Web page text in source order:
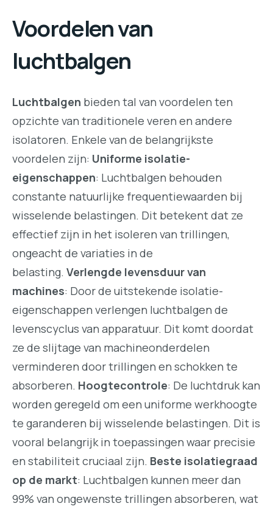
Voordelen van
luchtbalgen
Luchtbalgen bieden tal van voordelen ten
opzichte van traditionele veren en andere
isolatoren. Enkele van de belangrijkste
voordelen zijn: Uniforme isolatie-
eigenschappen: Luchtbalgen behouden
constante natuurlijke frequentiewaarden bij
wisselende belastingen. Dit betekent dat ze
effectief zijn in het isoleren van trillingen,
ongeacht de variaties in de
belasting. Verlengde levensduur van
machines: Door de uitstekende isolatie-
eigenschappen verlengen luchtbalgen de
levenscyclus van apparatuur. Dit komt doordat
ze de slijtage van machineonderdelen
verminderen door trillingen en schokken te
absorberen. Hoogtecontrole: De luchtdruk kan
worden geregeld om een uniforme werkhoogte
te garanderen bij wisselende belastingen. Dit is
vooral belangrijk in toepassingen waar precisie
en stabiliteit cruciaal zijn. Beste isolatiegraad
op de markt: Luchtbalgen kunnen meer dan
99% van ongewenste trillingen absorberen, wat